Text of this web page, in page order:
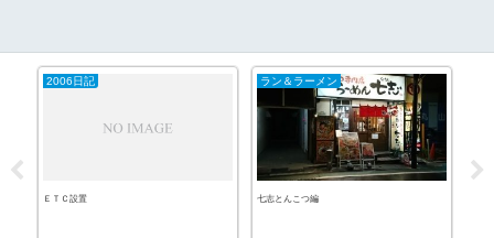
2006日記
ＥＴＣ設置
ラン＆ラーメン
七志とんこつ編